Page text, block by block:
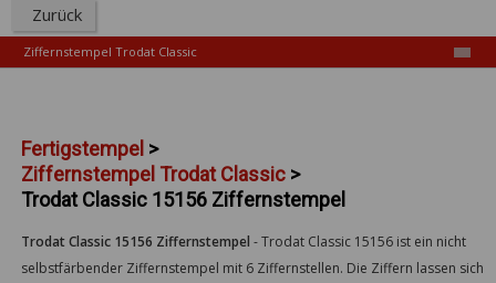
Zurück
Ziffernstempel Trodat Classic
Fertigstempel >
Ziffernstempel Trodat Classic >
Trodat Classic 15156 Ziffernstempel
Trodat Classic 15156 Ziffernstempel -Trodat Classic 15156 ist ein nicht
selbstfärbender Ziffernstempel mit 6 Ziffernstellen. Die Ziffern lassen sich